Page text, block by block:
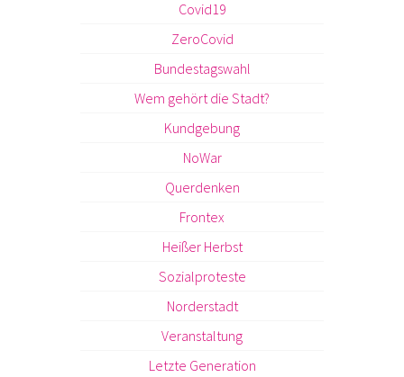
Covid19
ZeroCovid
Bundestagswahl
Wem gehört die Stadt?
Kundgebung
NoWar
Querdenken
Frontex
Heißer Herbst
Sozialproteste
Norderstadt
Veranstaltung
Letzte Generation